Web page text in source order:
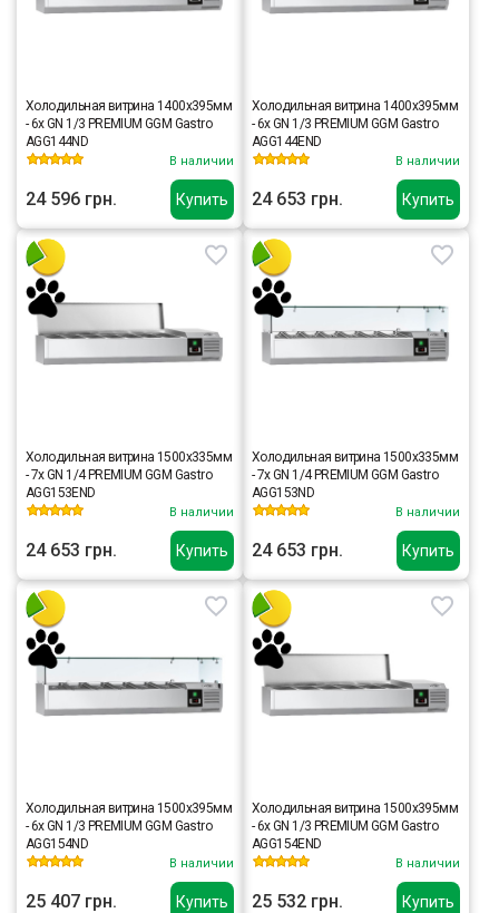
Купить
Холодильная витрина 1400x395мм
- 6x GN 1/3 PREMIUM GGM Gastro
AGG144ND
В наличии
24 596 грн. Купить
Холодильная витрина 1400x395мм
- 6x GN 1/3 PREMIUM GGM Gastro
AGG144END
В наличии
24 653 грн.
Купить
Холодильная витрина 1500x335мм
- 7x GN 1/4 PREMIUM GGM Gastro
AGG153END
В наличии
24 653 грн. Купить
Холодильная витрина 1500x335мм
- 7x GN 1/4 PREMIUM GGM Gastro
AGG153ND
В наличии
24 653 грн.
Купить
Холодильная витрина 1500x395мм
- 6x GN 1/3 PREMIUM GGM Gastro
AGG154ND
В наличии
25 407 грн. Купить
Холодильная витрина 1500x395мм
- 6x GN 1/3 PREMIUM GGM Gastro
AGG154END
В наличии
25 532 грн.